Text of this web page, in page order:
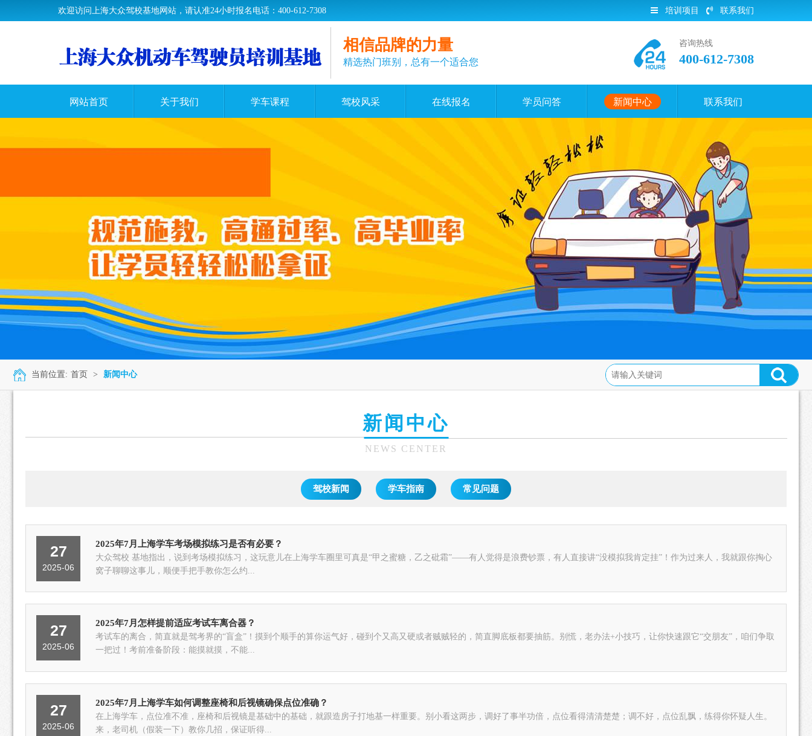
欢迎访问上海大众驾校基地网站，请认准24小时报名电话：400-612-7308 培训项目 联系我们
相信品牌的力量
精选热门班别，总有一个适合您
咨询热线
400-612-7308
网站首页 关于我们 学车课程 驾校风采 在线报名 学员问答 新闻中心 联系我们
当前位置: 首页 > 新闻中心
新闻中心
NEWS CENTER
驾校新闻 学车指南 常见问题
27
2025-06
2025年7月上海学车考场模拟练习是否有必要？
大众驾校 基地指出，说到考场模拟练习，这玩意儿在上海学车圈里可真是“甲之蜜糖，乙之砒霜”——有人觉得是浪费钞票，有人直接讲“没模拟我肯定挂”！作为过来人，我就跟你掏心
窝子聊聊这事儿，顺便手把手教你怎么约...
27
2025-06
2025年7月怎样提前适应考试车离合器？
考试车的离合，简直就是驾考界的“盲盒”！摸到个顺手的算你运气好，碰到个又高又硬或者贼贼轻的，简直脚底板都要抽筋。别慌，老办法+小技巧，让你快速跟它“交朋友”，咱们争取
一把过！考前准备阶段：能摸就摸，不能...
27
2025-06
2025年7月上海学车如何调整座椅和后视镜确保点位准确？
在上海学车，点位准不准，座椅和后视镜是基础中的基础，就跟造房子打地基一样重要。别小看这两步，调好了事半功倍，点位看得清清楚楚；调不好，点位乱飘，练得你怀疑人生。
来，老司机（假装一下）教你几招，保证听得...